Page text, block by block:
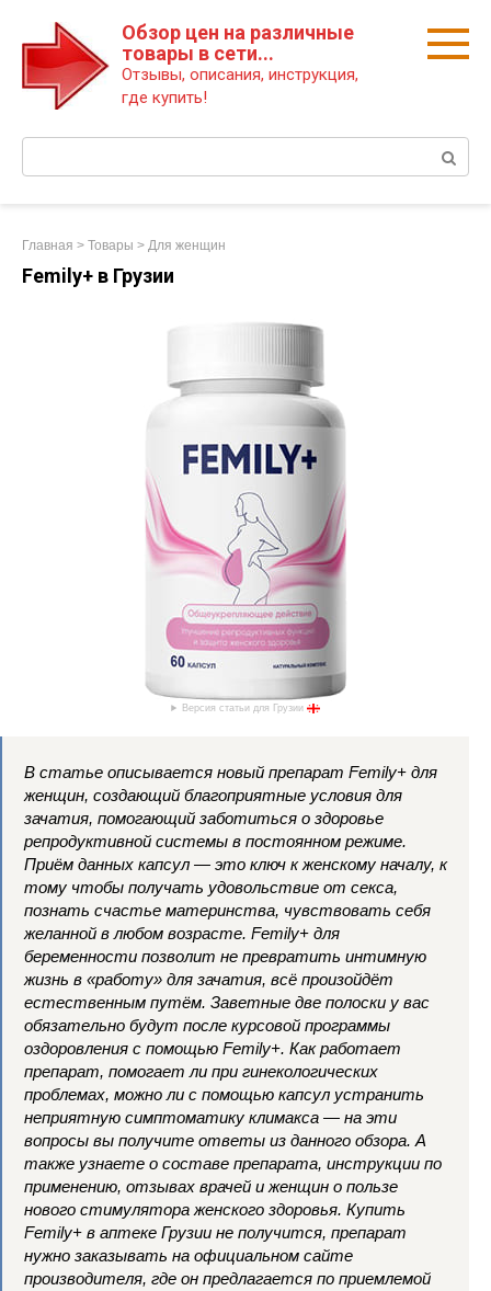
Обзор цен на различные
товары в сети...
Отзывы, описания, инструкция,
где купить!
Главная > Товары > Для женщин
Femily+ в Грузии
Версия статьи для Грузии
В статье описывается новый препарат Femily+ для
женщин, создающий благоприятные условия для
зачатия, помогающий заботиться о здоровье
репродуктивной системы в постоянном режиме.
Приём данных капсул — это ключ к женскому началу, к
тому чтобы получать удовольствие от секса,
познать счастье материнства, чувствовать себя
желанной в любом возрасте. Femily+ для
беременности позволит не превратить интимную
жизнь в «работу» для зачатия, всё произойдёт
естественным путём. Заветные две полоски у вас
обязательно будут после курсовой программы
оздоровления с помощью Femily+. Как работает
препарат, помогает ли при гинекологических
проблемах, можно ли с помощью капсул устранить
неприятную симптоматику климакса — на эти
вопросы вы получите ответы из данного обзора. А
также узнаете о составе препарата, инструкции по
применению, отзывах врачей и женщин о пользе
нового стимулятора женского здоровья. Купить
Femily+ в аптеке Грузии не получится, препарат
нужно заказывать на официальном сайте
производителя, где он предлагается по приемлемой